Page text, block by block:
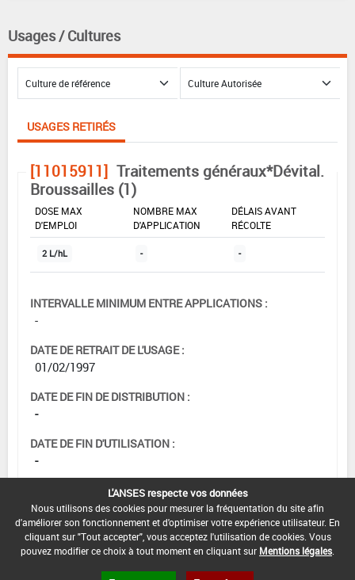
Usages / Cultures
USAGES RETIRÉS
[11015911] Traitements généraux*Dévital.
Broussailles (1)
DOSE MAX
D'EMPLOI
NOMBRE MAX
D'APPLICATION
DÉLAIS AVANT
RÉCOLTE
2 L/hL - -
INTERVALLE MINIMUM ENTRE APPLICATIONS :
-
DATE DE RETRAIT DE L'USAGE :
01/02/1997
DATE DE FIN DE DISTRIBUTION :
-
DATE DE FIN D'UTILISATION :
-
L'ANSES respecte vos données
Nous utilisons des cookies pour mesurer la fréquentation du site afin
d'améliorer son fonctionnement et d'optimiser votre expérience utilisateur. En
cliquant sur "Tout accepter", vous acceptez l'utilisation de cookies. Vous
pouvez modifier ce choix à tout moment en cliquant sur Mentions légales